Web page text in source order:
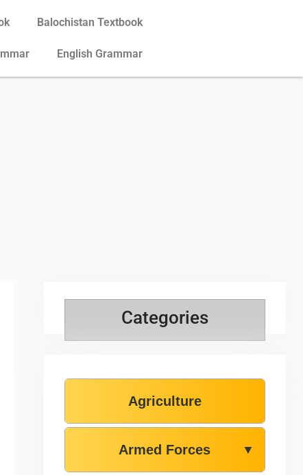
Balochistan Textbook
English Grammar
Categories
Agriculture
Armed Forces ▼